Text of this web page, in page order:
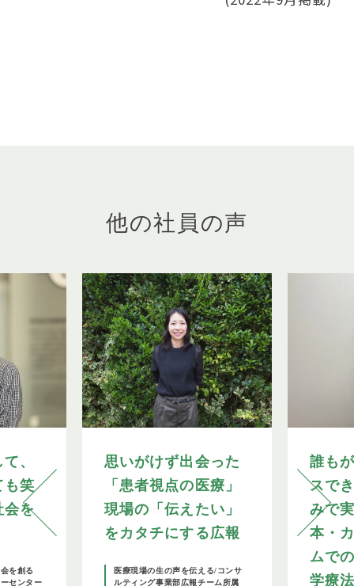
他の社員の声
、
も笑
会を
を創る
センター
思いがけず出会った
「患者視点の医療」
現場の「伝えたい」
をカタチにする広報
医療現場の生の声を伝える/コンサ
ルティング事業部広報チーム所属
誰も
スで
みで
本・
ムで
学療